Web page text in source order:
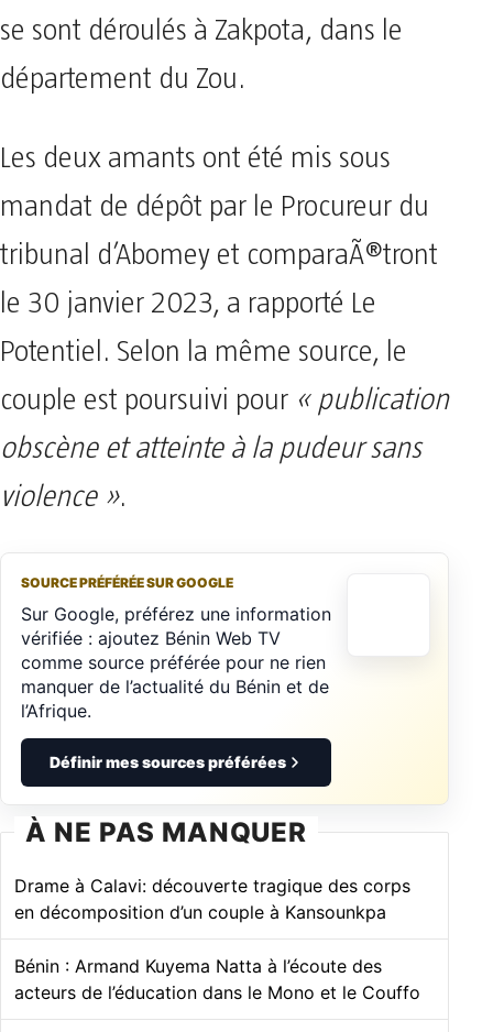
se sont déroulés à Zakpota, dans le
département du Zou.
Les deux amants ont été mis sous
mandat de dépôt par le Procureur du
tribunal d’Abomey et comparaÃ®tront
le 30 janvier 2023, a rapporté Le
Potentiel. Selon la même source, le
couple est poursuivi pour « publication
obscène et atteinte à la pudeur sans
violence ».
SOURCE PRÉFÉRÉE SUR GOOGLE
Sur Google, préférez une information
vérifiée : ajoutez Bénin Web TV
comme source préférée pour ne rien
manquer de l’actualité du Bénin et de
l’Afrique.
Définir mes sources préférées
À NE PAS MANQUER
Drame à Calavi: découverte tragique des corps
en décomposition d’un couple à Kansounkpa
Bénin : Armand Kuyema Natta à l’écoute des
acteurs de l’éducation dans le Mono et le Couffo